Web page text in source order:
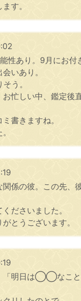
す。
性あり。9月にお付
いあり。
う。
忙しい中、鑑定後
書きますね。
係の彼。この先、
ださいました。
とうございます。
「明日は◯◯なこと